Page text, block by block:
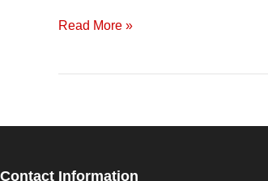
Read More »
Contact Information